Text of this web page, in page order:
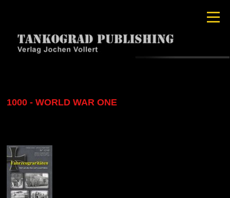
1000 - WORLD WAR ONE